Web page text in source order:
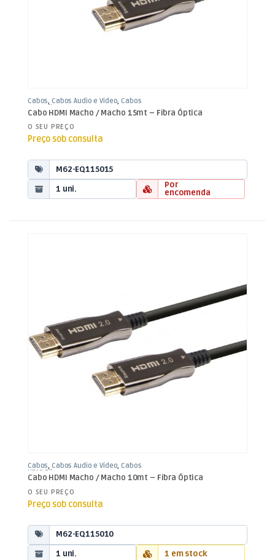
Cabos,Cabos Áudio e Vídeo,Cabos
HDMI Fibra
Cabo HDMI Macho / Macho 15mt – Fibra Óptica
O SEU PREÇO
Preço sob consulta
M62-EQ115015
1 uni.
Por
encomenda
Cabos,Cabos Áudio e Vídeo,Cabos
HDMI Fibra
Cabo HDMI Macho / Macho 10mt – Fibra Óptica
O SEU PREÇO
Preço sob consulta
M62-EQ115010
1 uni.
1 em stock